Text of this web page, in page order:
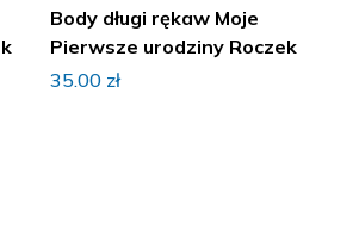
Body długi rękaw Moje
Pierwsze urodziny Roczek
35.00 zł